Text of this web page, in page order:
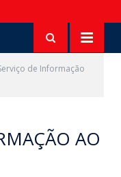
de Informação
AO